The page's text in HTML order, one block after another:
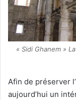
« Sidi Ghanem »
Afin de préserver
aujourd’hui un